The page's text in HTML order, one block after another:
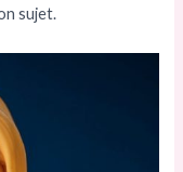
sujet.